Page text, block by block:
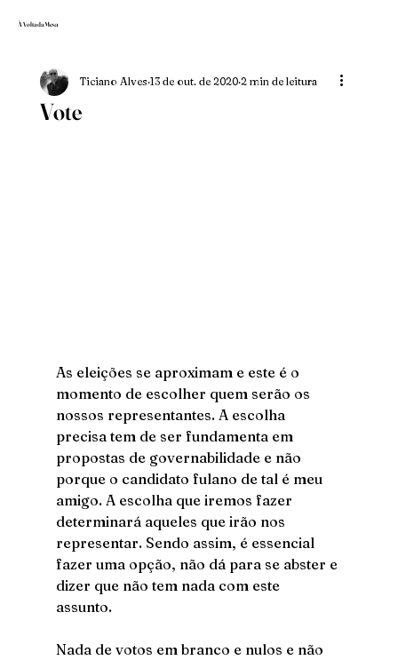
À Volta da Mesa
Vote
Ticiano Alves 13 de out. de 2020 2 min de leitura
As eleições se aproximam e este é o
momento de escolher quem serão os
nossos representantes. A escolha
precisa tem de ser fundamenta em
propostas de governabilidade e não
porque o candidato fulano de tal é meu
amigo. A escolha que iremos fazer
determinará aqueles que irão nos
representar. Sendo assim, é essencial
fazer uma opção, não dá para se abster e
dizer que não tem nada com este
assunto.
Nada de votos em branco e nulos e não